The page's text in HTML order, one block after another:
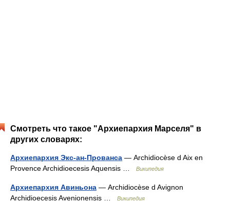
Смотреть что такое "Архиепархия Марселя" в
других словарях:
Архиепархия Экс-ан-Прованса — Archidiocèse d Aix en
Provence Archidioecesis Aquensis …
Википедия
Архиепархия Авиньона — Archidiocèse d Avignon
Archidioecesis Avenionensis …
Википедия